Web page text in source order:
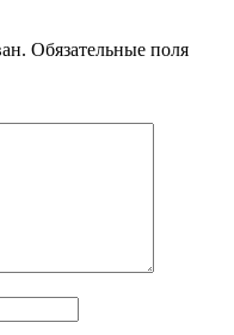
Обязательные поля